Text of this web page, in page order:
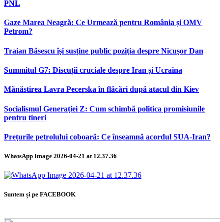
PNL
Gaze Marea Neagră: Ce Urmează pentru România și OMV
Petrom?
Traian Băsescu își susține public poziția despre Nicușor Dan
Summitul G7: Discuții cruciale despre Iran și Ucraina
Mănăstirea Lavra Pecerska în flăcări după atacul din Kiev
Socialismul Generației Z: Cum schimbă politica promisiunile
pentru tineri
Prețurile petrolului coboară: Ce înseamnă acordul SUA-Iran?
WhatsApp Image 2026-04-21 at 12.37.36
Suntem și pe FACEBOOK